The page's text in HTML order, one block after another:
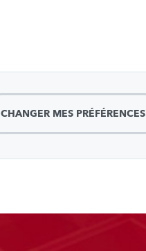
CHANGER MES PRÉFÉRENCES